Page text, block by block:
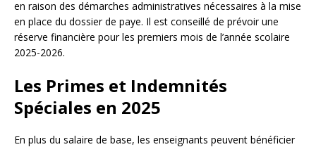
en raison des démarches administratives nécessaires à la mise
en place du dossier de paye. Il est conseillé de prévoir une
réserve financière pour les premiers mois de l’année scolaire
2025-2026.
Les Primes et Indemnités
Spéciales en 2025
En plus du salaire de base, les enseignants peuvent bénéficier